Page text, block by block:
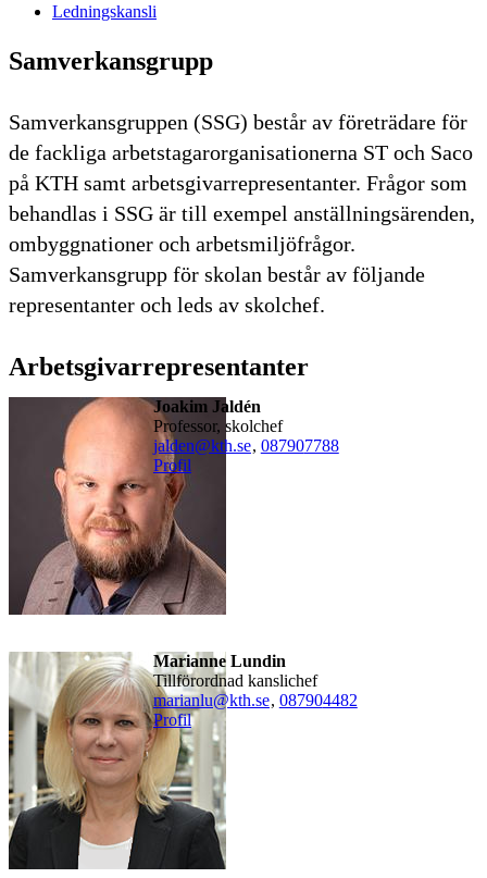
Ledningskansli
Samverkansgrupp
Samverkansgruppen (SSG) består av företrädare för
de fackliga arbetstagarorganisationerna ST och Saco
på KTH samt arbetsgivarrepresentanter. Frågor som
behandlas i SSG är till exempel anställningsärenden,
ombyggnationer och arbetsmiljöfrågor.
Samverkansgrupp för skolan består av följande
representanter och leds av skolchef.
Arbetsgivarrepresentanter
Joakim Jaldén
professor, skolchef
jalden@kth.se, 087907788
Profil
Marianne Lundin
Tillförordnad kanslichef
marianlu@kth.se, 087904482
Profil